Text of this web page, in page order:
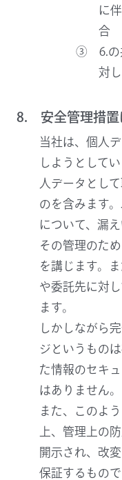
に
合
③ 6.の
対
8. 安全管理措置
当社は、個人
しようとして
人データとし
のを含みます
について、漏
その管理のた
を講じます。
や委託先に対
ます。
しかしながら
ジというもの
た情報のセキ
はありません。
また、このよ
上、管理上の
開示され、改
保証するもの